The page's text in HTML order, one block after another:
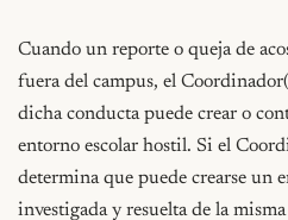
Cuando un reporte o queja de
fuera del campus, el
dicha conducta puede crear o
entorno escolar hostil. Si el
determina que puede crearse un
investigada y resuelta de la